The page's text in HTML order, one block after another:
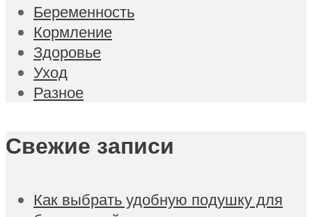
Беременность
Кормление
Здоровье
Уход
Разное
Свежие записи
Как выбрать удобную подушку для